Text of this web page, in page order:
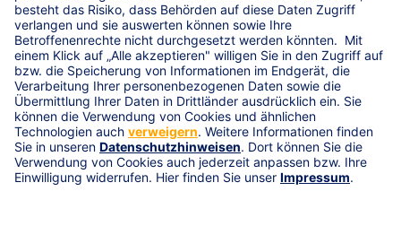
Termin
Vertrag widerrufen Datenschutz
R+V-Impressum
Karriere